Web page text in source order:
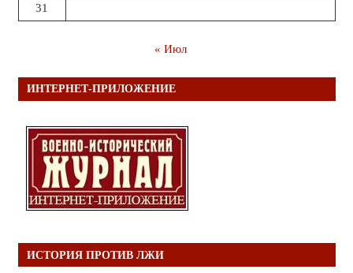
31
« Июл
ИНТЕРНЕТ-ПРИЛОЖЕНИЕ
ИСТОРИЯ ПРОТИВ ЛЖИ